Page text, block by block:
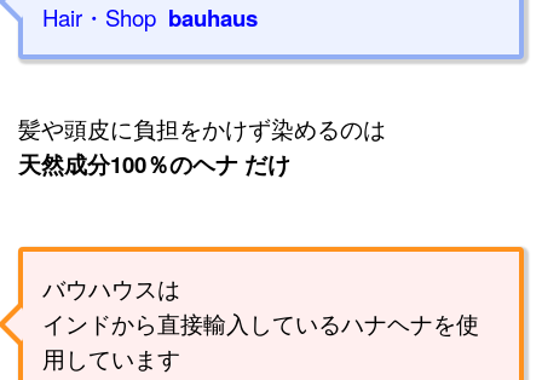
Hair・Shop bauhaus
髪や頭皮に負担をかけず染めるのは
天然成分100％のヘナ だけ
バウハウスは
インドから直接輸入しているハナヘナを使
用しています